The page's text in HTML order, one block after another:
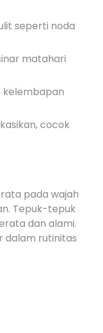
seperti noda
matahari
kelembapan
cocok
pada wajah
Tepuk-tepuk
dan alami.
dalam rutinitas